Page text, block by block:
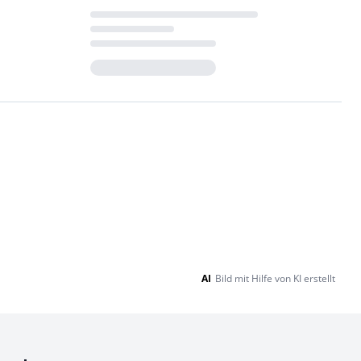
AI Bild mit Hilfe von KI erstellt